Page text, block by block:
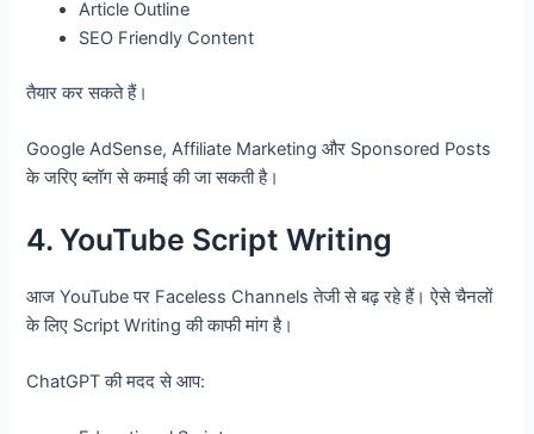
Article Outline
SEO Friendly Content
तैयार कर सकते हैं।
Google AdSense, Affiliate Marketing और Sponsored Posts
के जरिए ब्लॉग से कमाई की जा सकती है।
4. YouTube Script Writing
आज YouTube पर Faceless Channels तेजी से बढ़ रहे हैं। ऐसे चैनलों
के लिए Script Writing की काफी मांग है।
ChatGPT की मदद से आप: